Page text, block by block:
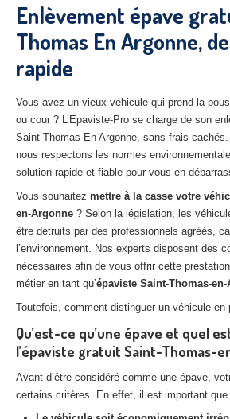
10– Aube
02
Tousles secteurs
CENTREVHU AGRÉE
Centreagréé VHU Paris 75 : casse
Centreagréé VHU 77 : casse auto
Centreagréé VHU 78 : casse auto
Centreagréé VHU 91 : casse auto
Centre agréé VHU 93 : casse auto
Centreagréé VHU 94 : casse auto
Centreagréé VHU 95 : casse auto
Enlèvement épave
Thomas En Argonne,
rapide
Vous avez un vieux véhicule qui prend la
ou cour ? L’Epaviste-Pro se charge de son
Saint Thomas En Argonne, sans frais
nous respectons les normes
solution rapide et fiable pour vous en
Vous souhaitez mettre à la casse votre
en-Argonne ? Selon la législation, les
être détruits par des professionnels agréés,
l’environnement. Nos experts disposent des
nécessaires afin de vous offrir cette
métier en tant qu’épaviste Saint-Thomas-
Toutefois, comment distinguer un véhicule en
Qu’est-ce qu’une épave et quel
l’épaviste gratuit Saint-Thomas-
Avant d’être considéré comme une épave,
certains critères. En effet, il est important que